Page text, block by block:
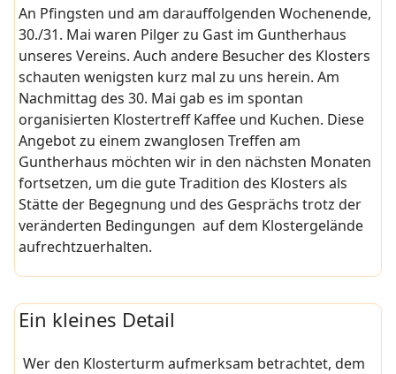
An Pfingsten und am darauffolgenden Wochenende,
30./31. Mai waren Pilger zu Gast im Guntherhaus
unseres Vereins. Auch andere Besucher des Klosters
schauten wenigsten kurz mal zu uns herein. Am
Nachmittag des 30. Mai gab es im spontan
organisierten Klostertreff Kaffee und Kuchen. Diese
Angebot zu einem zwanglosen Treffen am
Guntherhaus möchten wir in den nächsten Monaten
fortsetzen, um die gute Tradition des Klosters als
Stätte der Begegnung und des Gesprächs trotz der
veränderten Bedingungen auf dem Klostergelände
aufrechtzuerhalten.
Ein kleines Detail
Wer den Klosterturm aufmerksam betrachtet, dem